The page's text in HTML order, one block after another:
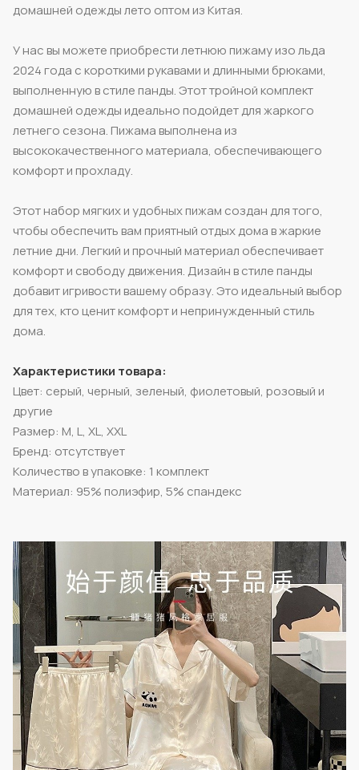
домашней одежды лето оптом из Китая.
У нас вы можете приобрести летнюю пижаму изо льда
2024 года с короткими рукавами и длинными брюками,
выполненную в стиле панды. Этот тройной комплект
домашней одежды идеально подойдет для жаркого
летнего сезона. Пижама выполнена из
высококачественного материала, обеспечивающего
комфорт и прохладу.
Этот набор мягких и удобных пижам создан для того,
чтобы обеспечить вам приятный отдых дома в жаркие
летние дни. Легкий и прочный материал обеспечивает
комфорт и свободу движения. Дизайн в стиле панды
добавит игривости вашему образу. Это идеальный выбор
для тех, кто ценит комфорт и непринужденный стиль
дома.
Характеристики товара:
Цвет: серый, черный, зеленый, фиолетовый, розовый и
другие
Размер: M, L, XL, XXL
Бренд: отсутствует
Количество в упаковке: 1 комплект
Материал: 95% полиэфир, 5% спандекс